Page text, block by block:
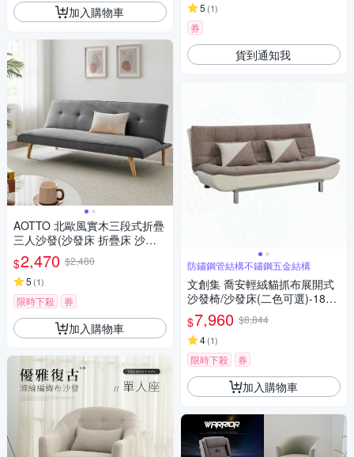
加入購物車
AOTTO 北歐風實木三段式折疊
三人沙發(沙發床 折疊床 沙發
單人床)
$2,470 $2,480
5 (1)
限時下殺 券
加入購物車
5 (1)
券
貨到通知我
防鏽鋼管結構不鏽鋼五金結構
文創集 喬安輕絨貓抓布展開式
沙發椅/沙發床(二色可選)-188x
92x89cm免組
$7,960 $8,844
4(1)
限時下殺 券
加入購物車